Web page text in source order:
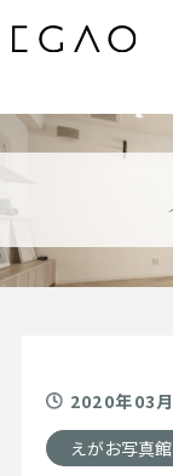
2020年03
えがお写真館